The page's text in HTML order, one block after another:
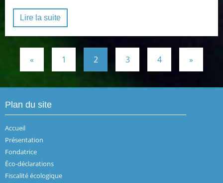
Lire la suite
« 1 2 3 4 »
Plan du site
Accueil
Présentation
Fondatrice
Éco-déclarations
Fiscalité écologique